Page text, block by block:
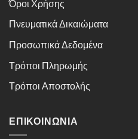
Όροι Χρήσης
Πνευματικά Δικαιώματα
Προσωπικά Δεδομένα
Τρόποι Πληρωμής
Τρόποι Αποστολής
ΕΠΙΚΟΙΝΩΝΊΑ